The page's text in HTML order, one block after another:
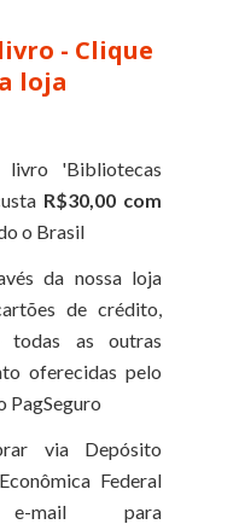
- Clique
loja
livro 'Bibliotecas
R$30,00 com
o Brasil
da nossa loja
de crédito,
todas as outras
oferecidas pelo
PagSeguro
via Depósito
Federal
mail para